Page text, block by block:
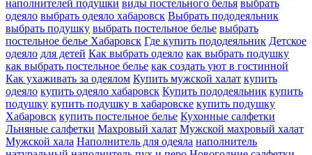
наполнителей подушки виды постельного белья выбрать
одеяло выбрать одеяло хабаровск Выбрать пододеяльник
выбрать подушку выбрать постельное белье выбрать
постельное белье Хабаровск Где купить пододеяльник Детское
одеяло для детей Как выбрать одеяло как выбрать подушку
как выбрать постельное белье как создать уют в гостинной
Как ухаживать за одеялом Купить мужской халат купить
одеяло купить одеяло хабаровск Купить пододеяльник купить
подушку купить подушку в хабаровске купить подушку
Хабаровск купить постельное белье Кухонные салфетки
Льняные салфетки Махровый халат Мужской махровый халат
Мужской хала Наполнитель для одеяла наполнитель